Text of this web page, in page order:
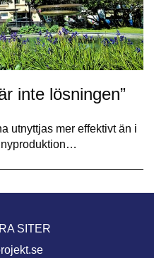
inte lösningen”
utnyttjas mer effektivt än i
nyproduktion…
SITER